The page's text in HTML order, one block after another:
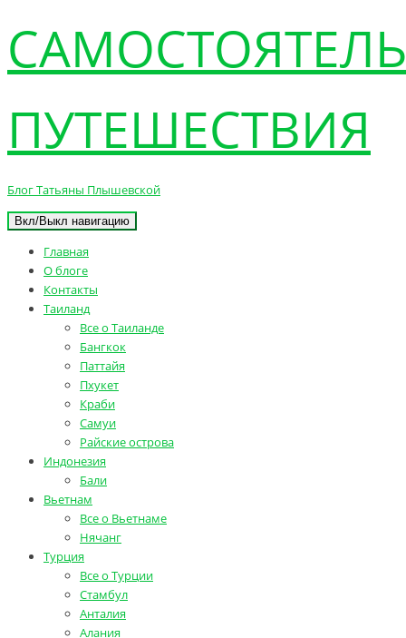
ПУТЕШЕСТВИЯ
Блог Татьяны Плышевской
Вкл/Выкл навигацию
Главная
О блоге
Контакты
Таиланд
Все о Таиланде
Бангкок
Паттайя
Пхукет
Краби
Самуи
Райские острова
Индонезия
Бали
Вьетнам
Все о Вьетнаме
Нячанг
Турция
Все о Турции
Стамбул
Анталия
Алания